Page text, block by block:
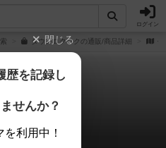
ログイン
タウンロクロクの通販/商品詳細 作
クロク
ペースが提供中
閉じる
歴を記録し
せんか？
利用中！